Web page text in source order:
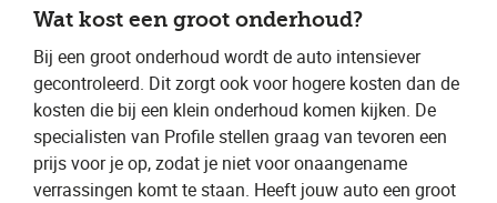
Wat kost een groot onderhoud?
Bij een groot onderhoud wordt de auto intensiever
gecontroleerd. Dit zorgt ook voor hogere kosten dan de
kosten die bij een klein onderhoud komen kijken. De
specialisten van Profile stellen graag van tevoren een
prijs voor je op, zodat je niet voor onaangename
verrassingen komt te staan. Heeft jouw auto een groot